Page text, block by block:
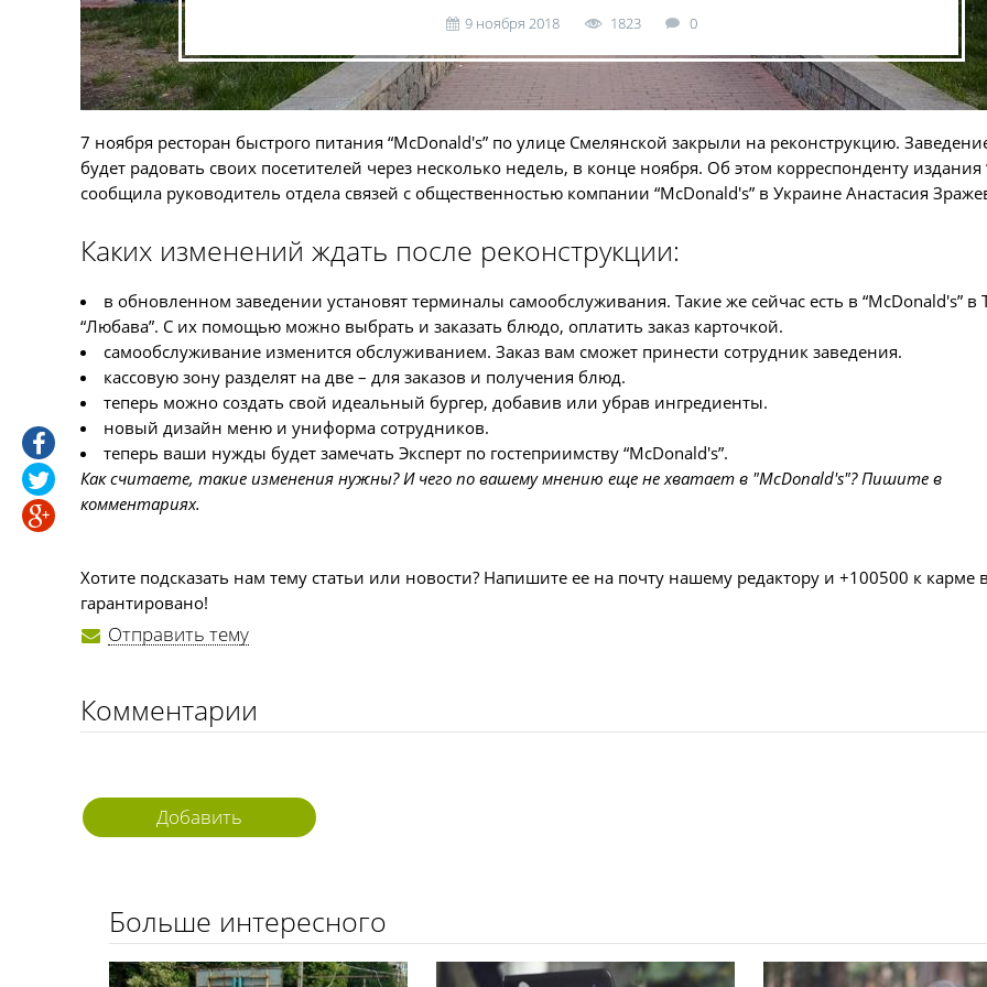
9 ноября 2018 1823 0
7 ноября ресторан быстрого питания “McDonald's” по улице Смелянской закрыли на реконструкцию.
будет радовать своих посетителей через несколько недель, в конце ноября. Об этом корреспонденту издания
сообщила руководитель отдела связей с общественностью компании “McDonald's” в Украине Анастасия
Каких изменений ждать после реконструкции:
в обновленном заведении установят терминалы самообслуживания. Такие же сейчас есть в “McDonald's” в
“Любава”. С их помощью можно выбрать и заказать блюдо, оплатить заказ карточкой.
самообслуживание изменится обслуживанием. Заказ вам сможет принести сотрудник заведения.
кассовую зону разделят на две – для заказов и получения блюд.
теперь можно создать свой идеальный бургер, добавив или убрав ингредиенты.
новый дизайн меню и униформа сотрудников.
теперь ваши нужды будет замечать Эксперт по гостеприимству “McDonald's”.
Как считаете, такие изменения нужны? И чего по вашему мнению еще не хватает в "McDonald's"? Пишите в
комментариях.
Хотите подсказать нам тему статьи или новости? Напишите ее на почту нашему редактору и +100500 к карме
гарантировано!
Отправить тему
Комментарии
Добавить
Больше интересного